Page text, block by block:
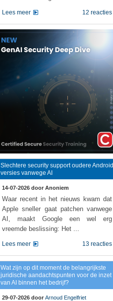
12 reacties
Lees meer
Slechtere security support oudere Android
versies vanwege AI
14-07-2026 door Anoniem
Waar recent in het nieuws kwam dat
Apple sneller gaat patchen vanwege
AI, maakt Google een wel erg
vreemde beslissing: Het ...
13 reacties
Lees meer
Wat zijn op dit moment de belangrijkste
juridische aandachtspunten voor de inzet
van AI binnen het bedrijf?
29-07-2026 door Arnoud Engelfriet